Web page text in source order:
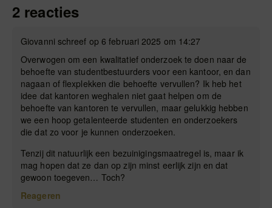
2 reacties
Giovanni schreef op 6 februari 2025 om 14:27
Overwogen om een kwalitatief onderzoek te doen naar de
behoefte van studentbestuurders voor een kantoor, en dan
nagaan of flexplekken die behoefte vervullen? Ik heb het
idee dat kantoren weghalen niet gaat helpen om de
behoefte van kantoren te vervullen, maar gelukkig hebben
we een hoop getalenteerde studenten en onderzoekers
die dat zo voor je kunnen onderzoeken.
Tenzij dit natuurlijk een bezuinigingsmaatregel is, maar ik
mag hopen dat ze dan op zijn minst eerlijk zijn en dat
gewoon toegeven… Toch?
Reageren